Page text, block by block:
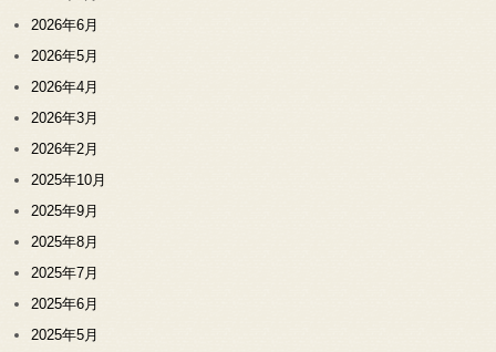
2026年6月
2026年5月
2026年4月
2026年3月
2026年2月
2025年10月
2025年9月
2025年8月
2025年7月
2025年6月
2025年5月